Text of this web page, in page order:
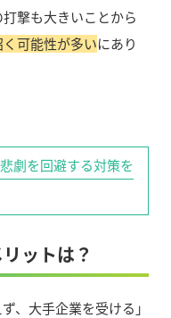
撃も大きいことから
可能性が多いにあり
劇を回避する対策を
ットは？
、大手企業を受ける」